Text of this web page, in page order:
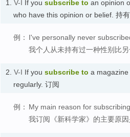
1. V-I If you subscribe to an opinion
who have this opinion or belief. 持
例： I've personally never
我个人从未持有过一种性别比另
2. V-I If you subscribe to a
regularly. 订阅
例： My main reason for
我订阅《新科学家》的主要原因